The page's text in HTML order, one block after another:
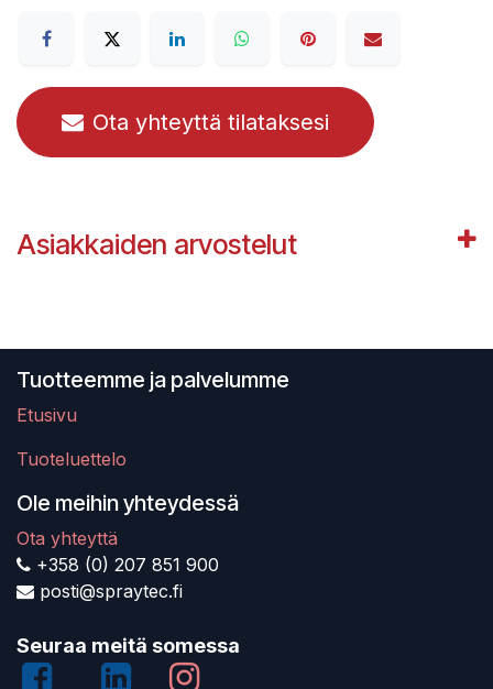
Ota yhteyttä tilataksesi
Asiakkaiden arvostelut
Tuotteemme ja palvelumme
Etusivu
Tuoteluettelo
Ole meihin yhteydessä
Ota yhteyttä
+358 (0) 207 851 900
posti@spraytec.fi
Seuraa meitä somessa